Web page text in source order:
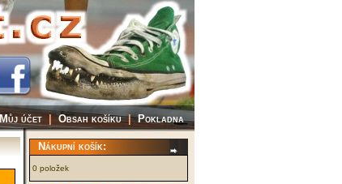
Můj účet |Obsah košíku|Pokladna
Nákupní košík:
0 položek